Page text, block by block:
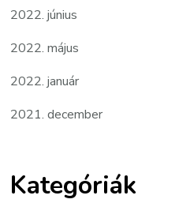
2022. június
2022. május
2022. január
2021. december
Kategóriák